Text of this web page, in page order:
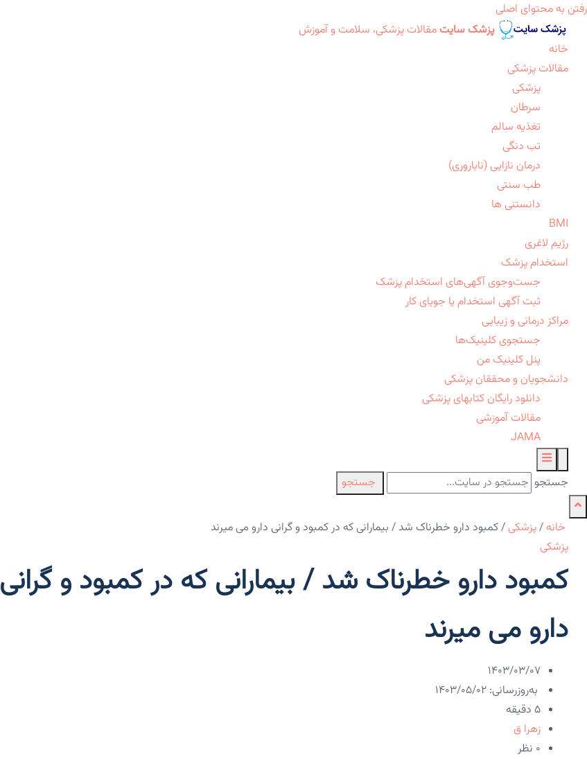
رفتن به محتوای اصلی
پزشک سایت مقالات پزشکی، سلامت و آموزش
خانه
مقالات پزشکی
پزشکی
سرطان
تغذیه سالم
تب دنگی
درمان نازایی (ناباروری)
طب سنتی
دانستنی ها
BMI
رژیم لاغری
استخدام پزشک
جست‌وجوی آگهی‌های استخدام پزشک
ثبت آگهی استخدام یا جویای کار
مراکز درمانی و زیبایی
جستجوی کلینیک‌ها
پنل کلینیک من
دانشجویان و محققان پزشکی
دانلود رایگان کتابهای پزشکی
مقالات آموزشی
JAMA
جستجو جستجو
خانه /پزشکی /کمبود دارو خطرناک شد / بیمارانی که در کمبود و گرانی دارو می میرند
پزشکی
کمبود دارو خطرناک شد / بیمارانی که در کمبود و گرانی
دارو می میرند
۱۴۰۳/۰۳/۰۷
به‌روزرسانی: ۱۴۰۳/۰۵/۰۲
5 دقیقه
زهرا ق
۰ نظر